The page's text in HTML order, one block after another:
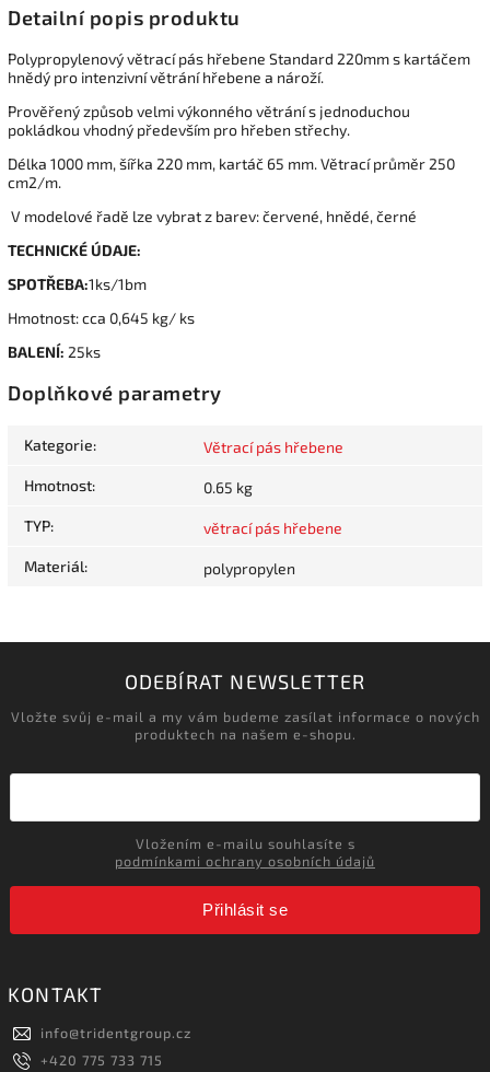
Detailní popis produktu
Polypropylenový větrací pás hřebene Standard 220mm s kartáčem
hnědý pro intenzivní větrání hřebene a nároží.
Prověřený způsob velmi výkonného větrání s jednoduchou
pokládkou vhodný především pro hřeben střechy.
Délka 1000 mm, šířka 220 mm, kartáč 65 mm. Větrací průměr 250
cm2/m.
V modelové řadě lze vybrat z barev: červené, hnědé, černé
TECHNICKÉ ÚDAJE:
SPOTŘEBA:1ks/1bm
Hmotnost: cca 0,645 kg/ ks
BALENÍ: 25ks
Doplňkové parametry
Kategorie: Větrací pás hřebene
Hmotnost: 0.65 kg
TYP: větrací pás hřebene
Materiál: polypropylen
ODEBÍRAT NEWSLETTER
Vložte svůj e-mail a my vám budeme zasílat informace o nových
produktech na našem e-shopu.
podmínkami ochrany osobních údajů
Přihlásit se
KONTAKT
info@tridentgroup.cz
+420 775 733 715